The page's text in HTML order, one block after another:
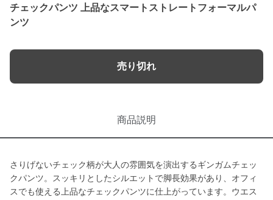
チェックパンツ 上品なスマートストレートフォーマルパ
ンツ
売り切れ
商品説明
さりげないチェック柄が大人の雰囲気を演出するギンガムチェッ
クパンツ。スッキリとしたシルエットで脚長効果があり、オフィ
スでも使える上品なチェックパンツに仕上がっています。ウエス